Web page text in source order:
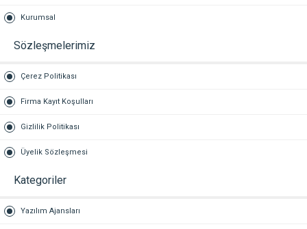
Kurumsal
Sözleşmelerimiz
Çerez Politikası
Firma Kayıt Koşulları
Gizlilik Politikası
Üyelik Sözleşmesi
Kategoriler
Yazılım Ajansları